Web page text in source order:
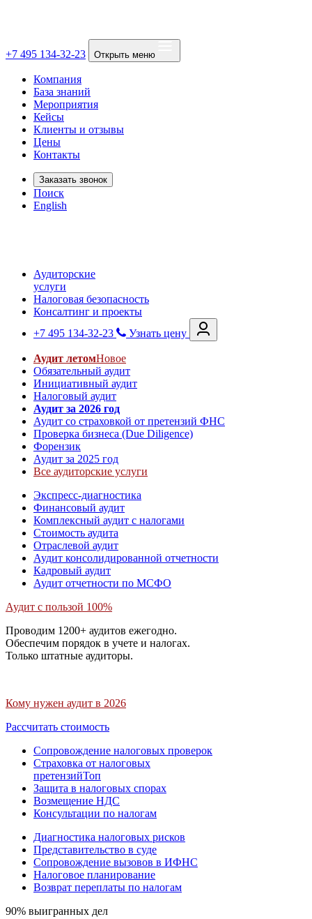
+7 495 134-32-23 Открыть меню
Компания
База знаний
Мероприятия
Кейсы
Клиенты и отзывы
Цены
Контакты
Заказать звонок
Поиск
English
Аудиторские
услуги
Налоговая безопасность
Консалтинг и проекты
+7 495 134-32-23
Узнать цену
Аудит летомНовое
Обязательный аудит
Инициативный аудит
Налоговый аудит
Аудит за 2026 год
Аудит со страховкой от претензий ФНС
Проверка бизнеса (Due Diligence)
Форензик
Аудит за 2025 год
Все аудиторские услуги
Экспресс-диагностика
Финансовый аудит
Комплексный аудит с налогами
Стоимость аудита
Отраслевой аудит
Аудит консолидированной отчетности
Кадровый аудит
Аудит отчетности по МСФО
Аудит с пользой 100%
Проводим 1200+ аудитов ежегодно.
Обеспечим порядок в учете и налогах.
Только штатные аудиторы.
Кому нужен аудит в 2026
Рассчитать стоимость
Сопровождение налоговых проверок
Страховка от налоговых
претензийТоп
Защита в налоговых спорах
Возмещение НДС
Консультации по налогам
Диагностика налоговых рисков
Представительство в суде
Сопровождение вызовов в ИФНС
Налоговое планирование
Возврат переплаты по налогам
90% выигранных дел